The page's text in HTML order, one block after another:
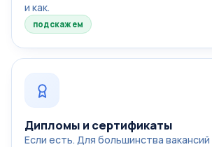
и как.
подскажем
Дипломы и сертификаты
Если есть. Для большинства